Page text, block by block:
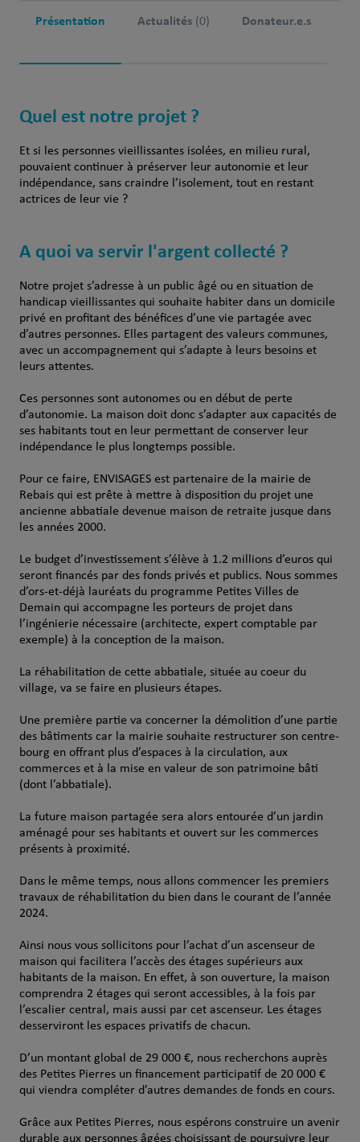
Présentation Actualités (0) Donateur.e.s
Quel est notre projet ?
Et si les personnes vieillissantes isolées, en milieu rural,
pouvaient continuer à préserver leur autonomie et leur
indépendance, sans craindre l’isolement, tout en restant
actrices de leur vie ?
A quoi va servir l'argent collecté ?
Notre projet s’adresse à un public âgé ou en situation de
handicap vieillissantes qui souhaite habiter dans un domicile
privé en profitant des bénéfices d’une vie partagée avec
d’autres personnes. Elles partagent des valeurs communes,
avec un accompagnement qui s’adapte à leurs besoins et
leurs attentes.
Ces personnes sont autonomes ou en début de perte
d’autonomie. La maison doit donc s’adapter aux capacités de
ses habitants tout en leur permettant de conserver leur
indépendance le plus longtemps possible.
Pour ce faire, ENVISAGES est partenaire de la mairie de
Rebais qui est prête à mettre à disposition du projet une
ancienne abbatiale devenue maison de retraite jusque dans
les années 2000.
Le budget d’investissement s’élève à 1.2 millions d’euros qui
seront financés par des fonds privés et publics. Nous sommes
d’ors-et-déjà lauréats du programme Petites Villes de
Demain qui accompagne les porteurs de projet dans
l’ingénierie nécessaire (architecte, expert comptable par
exemple) à la conception de la maison.
La réhabilitation de cette abbatiale, située au coeur du
village, va se faire en plusieurs étapes.
Une première partie va concerner la démolition d’une partie
des bâtiments car la mairie souhaite restructurer son centre-
bourg en offrant plus d’espaces à la circulation, aux
commerces et à la mise en valeur de son patrimoine bâti
(dont l’abbatiale).
La future maison partagée sera alors entourée d’un jardin
aménagé pour ses habitants et ouvert sur les commerces
présents à proximité.
Dans le même temps, nous allons commencer les premiers
travaux de réhabilitation du bien dans le courant de l’année
2024.
Ainsi nous vous sollicitons pour l’achat d’un ascenseur de
maison qui facilitera l’accès des étages supérieurs aux
habitants de la maison. En effet, à son ouverture, la maison
comprendra 2 étages qui seront accessibles, à la fois par
l’escalier central, mais aussi par cet ascenseur. Les étages
desserviront les espaces privatifs de chacun.
D’un montant global de 29 000 €, nous recherchons auprès
des Petites Pierres un financement participatif de 20 000 €
qui viendra compléter d’autres demandes de fonds en cours.
Grâce aux Petites Pierres, nous espérons construire un avenir
durable aux personnes âgées choisissant de poursuivre leur